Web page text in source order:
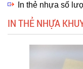
In thẻ nhựa số
IN THẺ NHỰA